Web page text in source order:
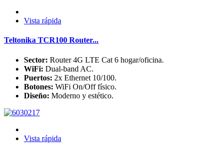
Vista rápida
Teltonika TCR100 Router...
Sector: Router 4G LTE Cat 6 hogar/oficina.
WiFi: Dual-band AC.
Puertos: 2x Ethernet 10/100.
Botones: WiFi On/Off físico.
Diseño: Moderno y estético.
Vista rápida